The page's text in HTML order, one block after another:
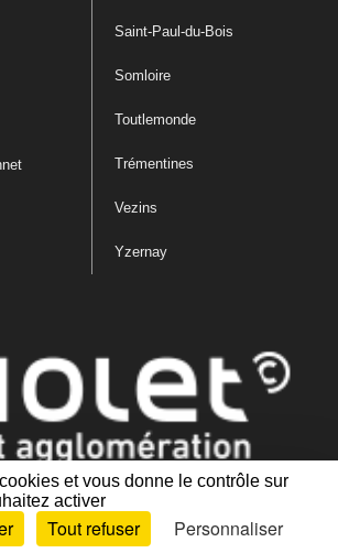
et vous donne le contrôle sur
activer
Tout refuser
Personnaliser
Saint-Paul-du-Bois
Somloire
Toutlemonde
Trémentines
Vezins
Yzernay
de confidentialité
site Accessibilité : partiellement conforme